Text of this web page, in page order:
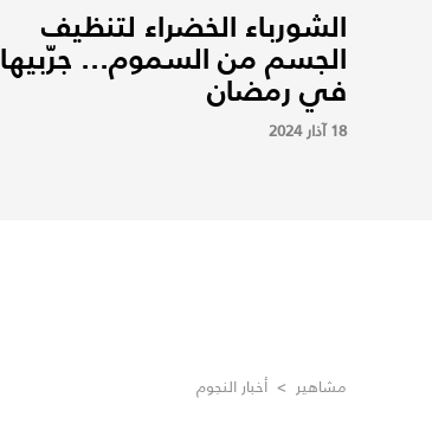
الشورباء الخضراء لتنظيف
الجسم من السموم... جرّبيها
في رمضان
18 آذار 2024
مشاهير > أخبار النجوم